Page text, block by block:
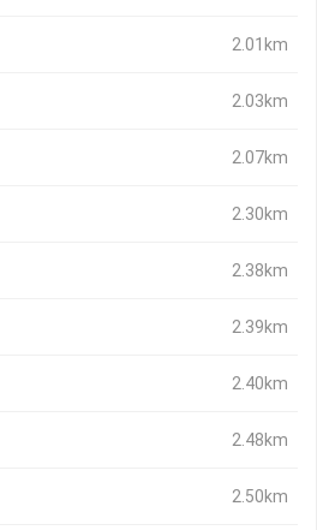
2.01km
2.03km
2.07km
2.30km
2.38km
2.39km
2.40km
2.48km
2.50km